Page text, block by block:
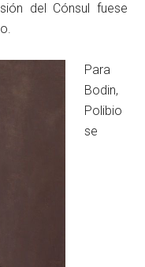
del Cónsul fuese
Para
Bodin,
Polibio
se